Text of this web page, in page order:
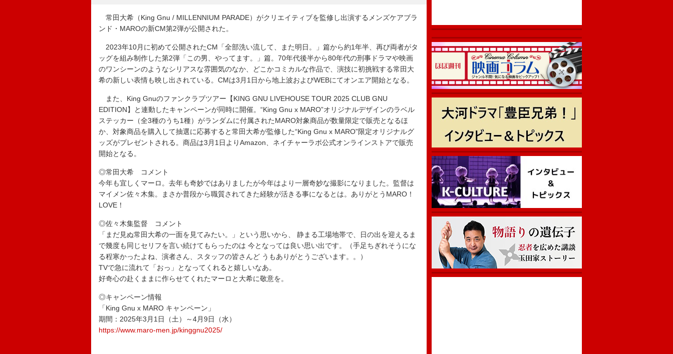
常田大希（King Gnu / MILLENNIUM PARADE）がクリエイティブを監修し出演するメンズケアブラ
ンド・MAROの新CM第2弾が公開された。
2023年10月に初めて公開されたCM「全部洗い流して、また明日。」篇から約1年半、再び両者がタ
ッグを組み制作した第2弾「この男、やってます。」篇。70年代後半から80年代の刑事ドラマや映画
のワンシーンのようなシリアスな雰囲気のなか、どこかコミカルな作品で、演技に初挑戦する常田大
希の新しい表情も映し出されている。CMは3月1日から地上波およびWEBにてオンエア開始となる。
また、King Gnuのファンクラブツアー【KING GNU LIVEHOUSE TOUR 2025 CLUB GNU
EDITION】と連動したキャンペーンが同時に開催。“King Gnu x MARO”オリジナルデザインのラベル
ステッカー（全3種のうち1種）がランダムに付属されたMARO対象商品が数量限定で販売となるほ
か、対象商品を購入して抽選に応募すると常田大希が監修した“King Gnu x MARO”限定オリジナルグ
ッズがプレゼントされる。商品は3月1日よりAmazon、ネイチャーラボ公式オンラインストアで販売
開始となる。
◎常田大希 コメント
今年も宜しくマーロ。去年も奇妙ではありましたが今年はより一層奇妙な撮影になりました。監督は
マイメン佐々木集。まさか普段から職質されてきた経験が活きる事になるとは。ありがとうMARO！
LOVE！
◎佐々木集監督 コメント
「まだ見ぬ常田大希の一面を見てみたい。」という思いから、 静まる工場地帯で、日の出を迎えるま
で幾度も同じセリフを言い続けてもらったのは 今となっては良い思い出です。（手足ちぎれそうにな
る程寒かったよね、演者さん、スタッフの皆さんど うもありがとうございます。。）
TVで急に流れて「おっ」となってくれると嬉しいなあ。
好奇心の赴くままに作らせてくれたマーロと大希に敬意を。
◎キャンペーン情報
「King Gnu x MARO キャンペーン」
期間：2025年3月1日（土）～4月9日（水）
https://www.maro-men.jp/kinggnu2025/